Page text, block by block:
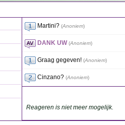
Martini? (Anoniem)
DANK UW (Anoniem)
Graag gegeven! (Anoniem)
Cinzano? (Anoniem)
Reageren is niet meer mogelijk.